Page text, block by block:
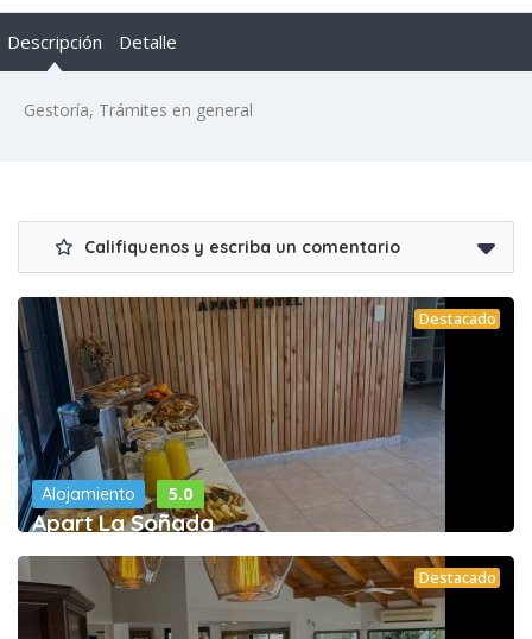
Descripción Detalle
Gestoría, Trámites en general
Califiquenos y escriba un comentario
Destacado
Alojamiento 5.0
Apart La Soñada
Destacado